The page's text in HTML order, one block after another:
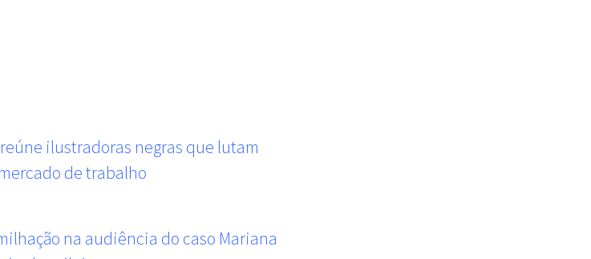
ilustradoras negras que lutam
de trabalho
na audiência do caso Mariana